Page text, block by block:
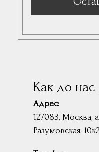
Адрес:
127083, Москва,
Разумовская,
Как до нас